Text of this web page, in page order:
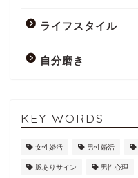
ライフスタイル
自分磨き
KEY WORDS
女性婚活 男性婚活
脈ありサイン 男性心理